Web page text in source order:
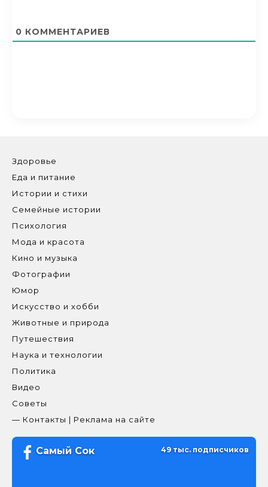
0 КОММЕНТАРИЕВ
Здоровье
Еда и питание
Истории и стихи
Семейные истории
Психология
Мода и красота
Кино и музыка
Фотографии
Юмор
Искусство и хобби
Животные и природа
Путешествия
Наука и технологии
Политика
Видео
Советы
— Контакты | Реклама на сайте
Самый Сок 49 тыс. подписчиков